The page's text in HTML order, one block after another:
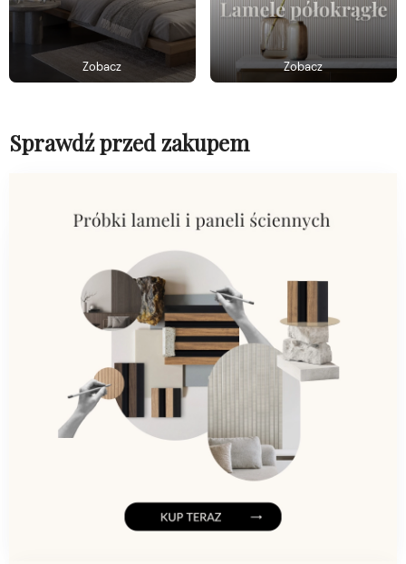
Zobacz Zobacz
Sprawdź przed zakupem